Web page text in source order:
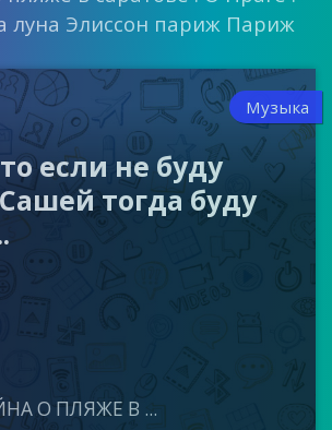
луна Элиссон париж Париж
Музыка
если не буду
тогда буду
О ПЛЯЖЕ В ...